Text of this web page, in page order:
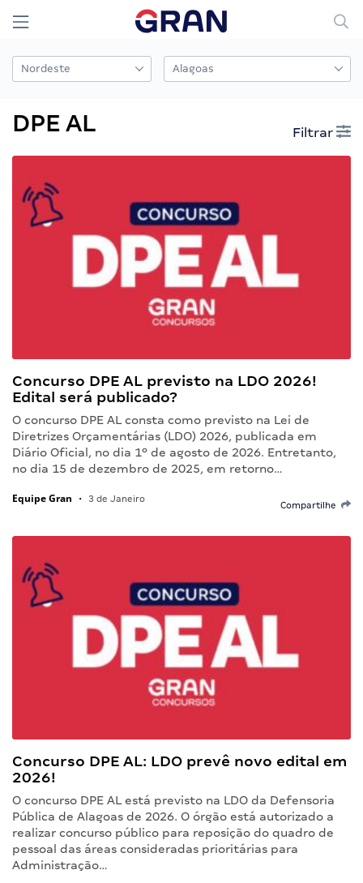
DPE AL Filtrar
Concurso DPE AL previsto na LDO 2026!
Edital será publicado?
O concurso DPE AL consta como previsto na Lei de
Diretrizes Orçamentárias (LDO) 2026, publicada em
Diário Oficial, no dia 1º de agosto de 2026. Entretanto,
no dia 15 de dezembro de 2025, em retorno…
Equipe Gran • 3 de Janeiro
Compartilhe
Concurso DPE AL: LDO prevê novo edital em
2026!
O concurso DPE AL está previsto na LDO da Defensoria
Pública de Alagoas de 2026. O órgão está autorizado a
realizar concurso público para reposição do quadro de
pessoal das áreas consideradas prioritárias para
Administração…